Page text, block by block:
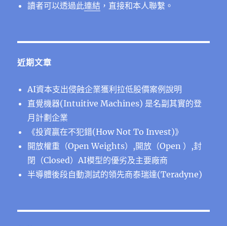
讀者可以透過此連結 ，直接和本人聯繫。
近期文章
AI資本支出侵蝕企業獲利拉低股價案例說明
直覺機器(Intuitive Machines) 是名副其實的登
月計劃企業
《投資贏在不犯錯(How Not To Invest)》
開放權重（Open Weights）,開放（Open ）,封
閉（Closed）AI模型的優劣及主要廠商
半導體後段⾃動測試的領先商泰瑞達(Teradyne)